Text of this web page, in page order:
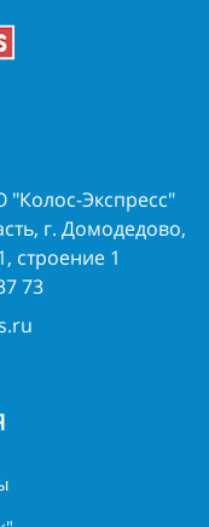
Экспресс"
г. Домодедово,
строение 1
73